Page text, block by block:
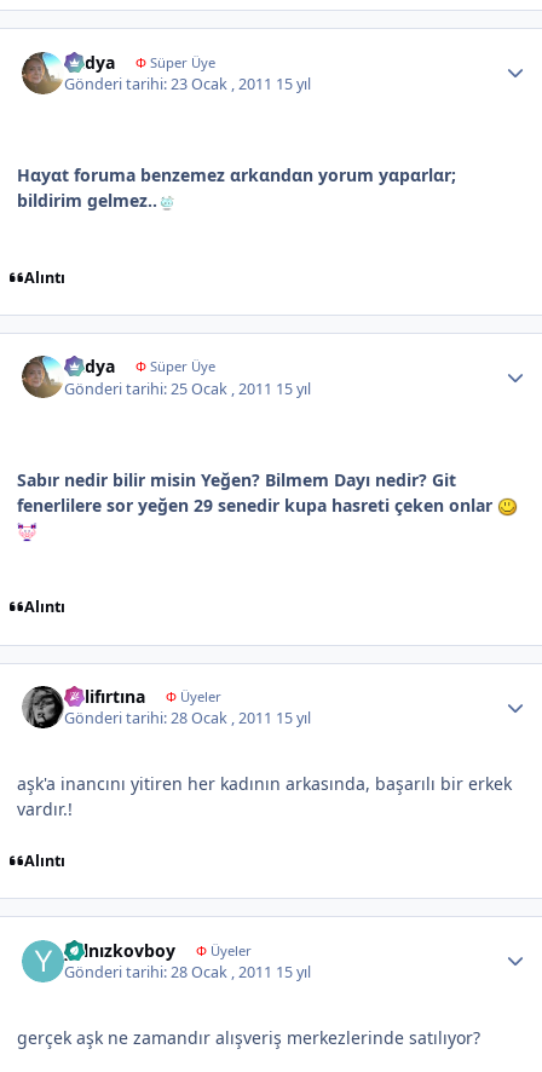
Radya ΦSüper Üye
Gönderi tarihi:23 Ocak , 2011 15 yıl
Hαyαt foruma benzemez αrkαndαn yorum yαpαrlαr;
bildirim gelmez..
Alıntı
Radya ΦSüper Üye
Gönderi tarihi:25 Ocak , 2011 15 yıl
Sabır nedir bilir misin Yeğen? Bilmem Dayı nedir? Git
fenerlilere sor yeğen 29 senedir kupa hasreti çeken onlar
Alıntı
delifırtına ΦÜyeler
Gönderi tarihi:28 Ocak , 2011 15 yıl
aşk'a inancını yitiren her kadının arkasında, başarılı bir erkek
vardır.!
Alıntı
yalnızkovboy ΦÜyeler
Gönderi tarihi:28 Ocak , 2011 15 yıl
gerçek aşk ne zamandır alışveriş merkezlerinde satılıyor?